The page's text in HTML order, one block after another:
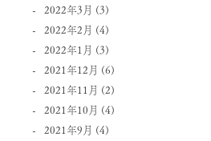
2022年3月 (3)
2022年2月 (4)
2022年1月 (3)
2021年12月 (6)
2021年11月 (2)
2021年10月 (4)
2021年9月 (4)